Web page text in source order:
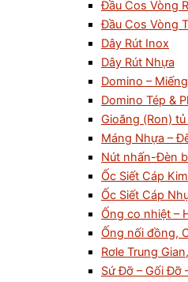
Đầu Cos Vòng
Đầu Cos Vòng
Dây Rút Inox
Dây Rút Nhựa
Domino –
Domino Tép &
Gioăng (Ron) tủ
Máng Nhựa –
Nút nhấn-Đèn
Ốc Siết Cáp
Ốc Siết Cáp
Ống co nhiệt –
Ống nối đồng,
Rơle Trung
Sứ Đỡ – Gối Đỡ